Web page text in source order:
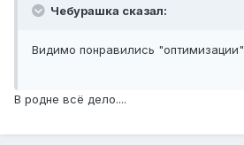
Чебурашка сказал:
Видимо понравились "оптимизации"
В родне всё дело....